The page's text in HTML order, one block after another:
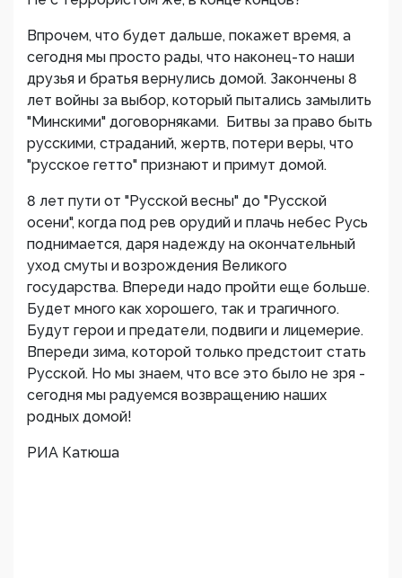
Впрочем, что будет дальше, покажет время, а
сегодня мы просто рады, что наконец-то наши
друзья и братья вернулись домой. Закончены 8
лет войны за выбор, который пытались замылить
"Минскими" договорняками. Битвы за право быть
русскими, страданий, жертв, потери веры, что
"русское гетто" признают и примут домой.
8 лет пути от "Русской весны" до "Русской
осени", когда под рев орудий и плачь небес Русь
поднимается, даря надежду на окончательный
уход смуты и возрождения Великого
государства. Впереди надо пройти еще больше.
Будет много как хорошего, так и трагичного.
Будут герои и предатели, подвиги и лицемерие.
Впереди зима, которой только предстоит стать
Русской. Но мы знаем, что все это было не зря -
сегодня мы радуемся возвращению наших
родных домой!
РИА Катюша